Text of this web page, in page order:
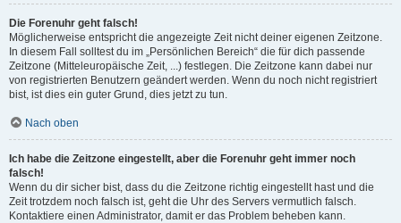
Die Forenuhr geht falsch!
Möglicherweise entspricht die angezeigte Zeit nicht deiner eigenen Zeitzone.
In diesem Fall solltest du im „Persönlichen Bereich“ die für dich passende
Zeitzone (Mitteleuropäische Zeit, ...) festlegen. Die Zeitzone kann dabei nur
von registrierten Benutzern geändert werden. Wenn du noch nicht registriert
bist, ist dies ein guter Grund, dies jetzt zu tun.
Nach oben
Ich habe die Zeitzone eingestellt, aber die Forenuhr geht immer noch
falsch!
Wenn du dir sicher bist, dass du die Zeitzone richtig eingestellt hast und die
Zeit trotzdem noch falsch ist, geht die Uhr des Servers vermutlich falsch.
Kontaktiere einen Administrator, damit er das Problem beheben kann.